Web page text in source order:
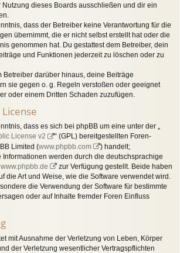
Nutzung dieses Boards ausschließen und dir ein
dass der Betreiber keine Verantwortung für die
übernimmt, die er nicht selbst erstellt hat oder die
genommen hat. Du gestattest dem Betreiber, dein
und Funktionen jederzeit zu löschen oder zu
Betreiber darüber hinaus, deine Beiträge
sie gegen o. g. Regeln verstoßen oder geeignet
oder einem Dritten Schaden zuzufügen.
dass es sich bei phpBB um eine unter der „
License v2
“ (GPL) bereitgestellten Foren-
Limited (www.phpbb.com
) handelt;
Informationen werden durch die deutschsprachige
www.phpbb.de
zur Verfügung gestellt. Beide haben
die Art und Weise, wie die Software verwendet wird.
die Verwendung der Software für bestimmte
oder auf Inhalte fremder Foren Einfluss
mit Ausnahme der Verletzung von Leben, Körper
der Verletzung wesentlicher Vertragspflichten